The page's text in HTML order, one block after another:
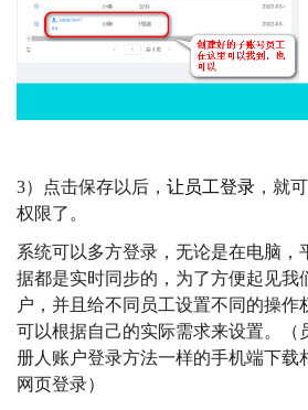
3）点击保存以后， 让员工登录 ，就
权限了。
系统可以多方登录，无论是在电脑，
据都是实时同步的，为了方便起见我
户，并且给不同员工设置不同的操作
可以根据自己的实际需求来设置。（
册人账户登录方法一样的手机端下载
网页登录）